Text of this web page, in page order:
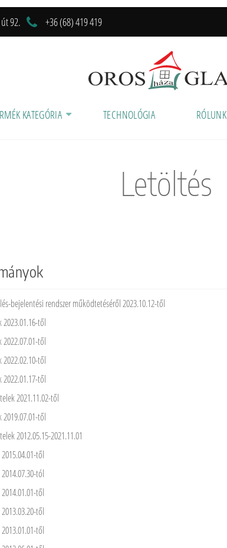
92. +36 (68) 419 419
KATEGÓRIA TECHNOLÓGIA RÓLUNK
Letöltés
bejelentési rendszer működtetéséről 2023.10.12-től
től
től
től
től
2021.11.02-től
től
2012.05.15-2021.11.01
től
tól
től
től
től